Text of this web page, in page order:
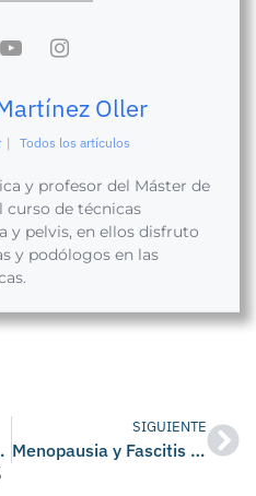
Oller
| Todos los artículos
y profesor del Máster de
curso de técnicas
y pelvis, en ellos disfruto
y podólogos en las
y tratamiento
SIGUIENTE
Menopausia y Fascitis Plantar, ¿Existe alguna relación?